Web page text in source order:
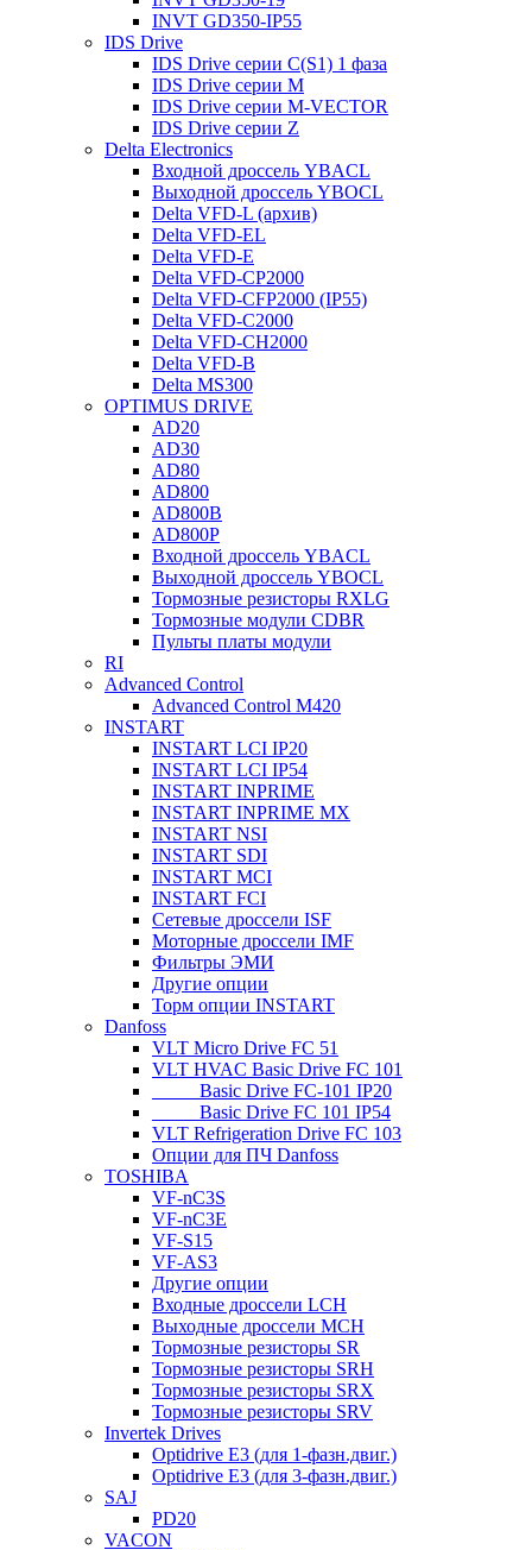
INVT GD350-IP55
IDS Drive
IDS Drive серии C(S1) 1 фаза
IDS Drive серии M
IDS Drive серии M-VECTOR
IDS Drive серии Z
Delta Electronics
Входной дроссель YBACL
Выходной дроссель YBOCL
Delta VFD-L (архив)
Delta VFD-EL
Delta VFD-E
Delta VFD-CP2000
Delta VFD-CFP2000 (IP55)
Delta VFD-C2000
Delta VFD-CH2000
Delta VFD-B
Delta MS300
OPTIMUS DRIVE
AD20
AD30
AD80
AD800
AD800B
AD800P
Входной дроссель YBACL
Выходной дроссель YBOCL
Тормозные резисторы RXLG
Тормозные модули CDBR
Пульты платы модули
RI
Advanced Control
Advanced Control M420
INSTART
INSTART LCI IP20
INSTART LCI IP54
INSTART INPRIME
INSTART INPRIME MX
INSTART NSI
INSTART SDI
INSTART MCI
INSTART FCI
Сетевые дроссели ISF
Моторные дроссели IMF
Фильтры ЭМИ
Другие опции
Торм опции INSTART
Danfoss
VLT Micro Drive FC 51
VLT HVAC Basic Drive FC 101
_____Basic Drive FC-101 IP20
_____Basic Drive FC 101 IP54
VLT Refrigeration Drive FC 103
Опции для ПЧ Danfoss
TOSHIBA
VF-nC3S
VF-nC3E
VF-S15
VF-AS3
Другие опции
Входные дроссели LCH
Выходные дроссели MCH
Тормозные резисторы SR
Тормозные резисторы SRH
Тормозные резисторы SRX
Тормозные резисторы SRV
Invertek Drives
Optidrive E3 (для 1-фазн.двиг.)
Optidrive E3 (для 3-фазн.двиг.)
SAJ
PD20
VACON